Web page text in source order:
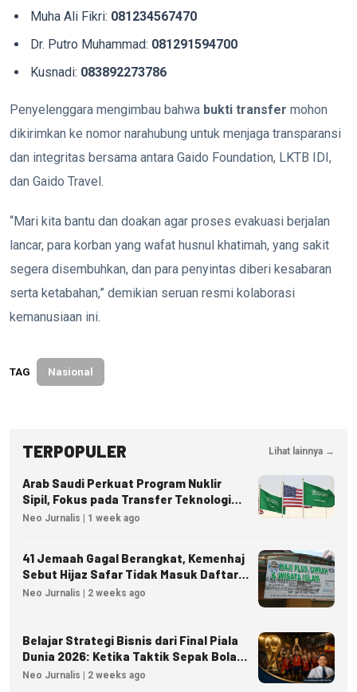
Muha Ali Fikri: 081234567470
Dr. Putro Muhammad: 081291594700
Kusnadi: 083892273786
Penyelenggara mengimbau bahwa bukti transfer mohon
dikirimkan ke nomor narahubung untuk menjaga transparansi
dan integritas bersama antara Gaido Foundation, LKTB IDI,
dan Gaido Travel.
“Mari kita bantu dan doakan agar proses evakuasi berjalan
lancar, para korban yang wafat husnul khatimah, yang sakit
segera disembuhkan, dan para penyintas diberi kesabaran
serta ketabahan,” demikian seruan resmi kolaborasi
kemanusiaan ini.
TAG Nasional
TERPOPULER Lihat lainnya →
Arab Saudi Perkuat Program Nuklir
Sipil, Fokus pada Transfer Teknologi
dan Kedaulatan Energi
Neo Jurnalis | 1 week ago
41 Jemaah Gagal Berangkat, Kemenhaj
Sebut Hijaz Safar Tidak Masuk Daftar
Resmi PPIU
Neo Jurnalis | 2 weeks ago
Belajar Strategi Bisnis dari Final Piala
Dunia 2026: Ketika Taktik Sepak Bola
Menjadi Inspirasi Kesuksesan Bisnis
Neo Jurnalis | 2 weeks ago